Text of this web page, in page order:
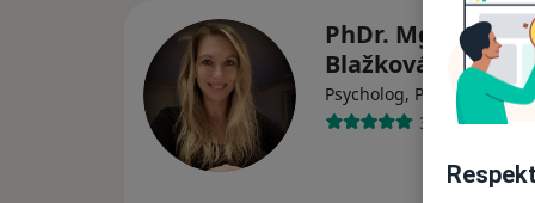
PhDr. Mgr. Milena
Blažková
Psycholog,
37 názorů